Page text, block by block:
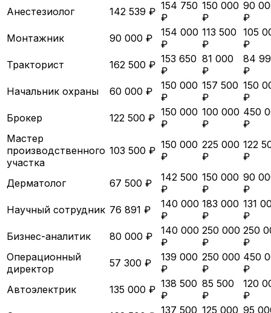
Анестезиолог
142 539 ₽ 154 750
₽
150 000
₽
90
₽
Монтажник
90 000 ₽
154 000
₽
113 500
₽
105
₽
Тракторист
162 500 ₽ 153 650
₽
81 000
₽
84
₽
Начальник охраны
60 000 ₽
150 000
₽
157 500
₽
150
₽
Брокер
122 500 ₽ 150 000
₽
100 000
₽
450
₽
Мастер
производственного
участка
103 500 ₽ 150 000
₽
225 000
₽
122
₽
Дерматолог 67 500 ₽
142 500
₽
150 000
₽
90
₽
Научный сотрудник 76 891 ₽
140 000
₽
183 000
₽
131
₽
Бизнес-аналитик
80 000 ₽
140 000
₽
250 000
₽
250
₽
Операционный
директор
57 300 ₽
139 000
₽
250 000
₽
450
₽
Автоэлектрик
135 000 ₽ 138 500
₽
85 500
₽
120
₽
137 500 125 000 95